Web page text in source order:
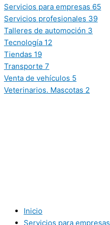
Servicios para empresas 65
Servicios profesionales 39
Talleres de automoción 3
Tecnología 12
Tiendas 19
Transporte 7
Venta de vehículos 5
Veterinarios. Mascotas 2
Inicio
Servicios para empresas